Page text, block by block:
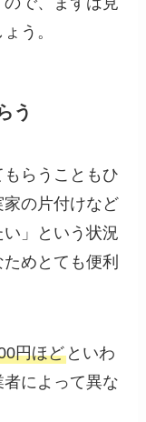
う。
う
らうこともひ
の片付けなど
」という状況
めとても便利
円ほど といわ
によって異な